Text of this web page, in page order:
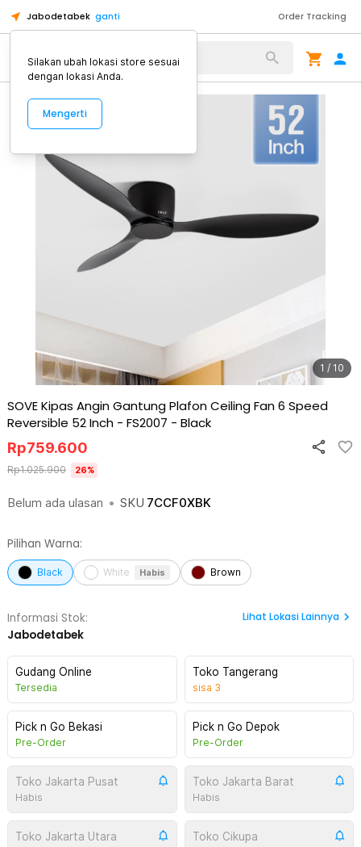
Jabodetabek ganti Order Tracking
Alat Kopi
1 / 10
SOVE Kipas Angin Gantung Plafon Ceiling Fan 6 Speed
Reversible 52 Inch - FS2007 - Black
Belum ada ulasan • SKU 7CCF0XBK
Rp759.600
Rp1.025.900 26%
Pilihan Warna:
Black White Habis Brown
Informasi Stok:
Jabodetabek
Lihat Lokasi Lainnya
Gudang Online
Tersedia
Toko Tangerang
sisa 3
Pick n Go Bekasi
Pre-Order
Pick n Go Depok
Pre-Order
Toko Jakarta Pusat
Habis
Toko Jakarta Barat
Habis
Toko Jakarta Utara Toko Cikupa
Silakan ubah lokasi store sesuai
dengan lokasi Anda.
Mengerti